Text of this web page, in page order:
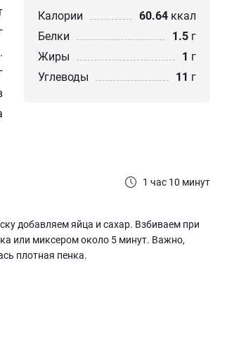
Калории 60.64 ккал
Белки
1.5 г
Жиры
1 г
Углеводы
11 г
1 час 10 минут
добавляем яйца и сахар. Взбиваем при
или миксером около 5 минут. Важно,
плотная пенка.